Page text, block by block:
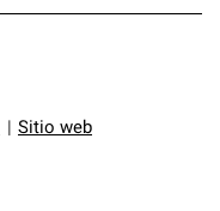
Sitio web